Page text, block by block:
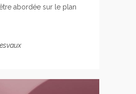
abordée sur le plan